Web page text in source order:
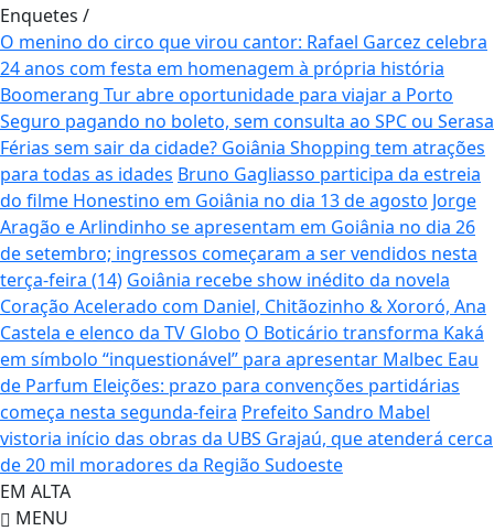
Enquetes /
O menino do circo que virou cantor: Rafael Garcez celebra
24 anos com festa em homenagem à própria história
Boomerang Tur abre oportunidade para viajar a Porto
Seguro pagando no boleto, sem consulta ao SPC ou Serasa
Férias sem sair da cidade? Goiânia Shopping tem atrações
para todas as idades Bruno Gagliasso participa da estreia
do filme Honestino em Goiânia no dia 13 de agosto Jorge
Aragão e Arlindinho se apresentam em Goiânia no dia 26
de setembro; ingressos começaram a ser vendidos nesta
terça-feira (14) Goiânia recebe show inédito da novela
Coração Acelerado com Daniel, Chitãozinho & Xororó, Ana
Castela e elenco da TV Globo O Boticário transforma Kaká
em símbolo “inquestionável” para apresentar Malbec Eau
de Parfum Eleições: prazo para convenções partidárias
começa nesta segunda-feira Prefeito Sandro Mabel
vistoria início das obras da UBS Grajaú, que atenderá cerca
de 20 mil moradores da Região Sudoeste
EM ALTA
MENU